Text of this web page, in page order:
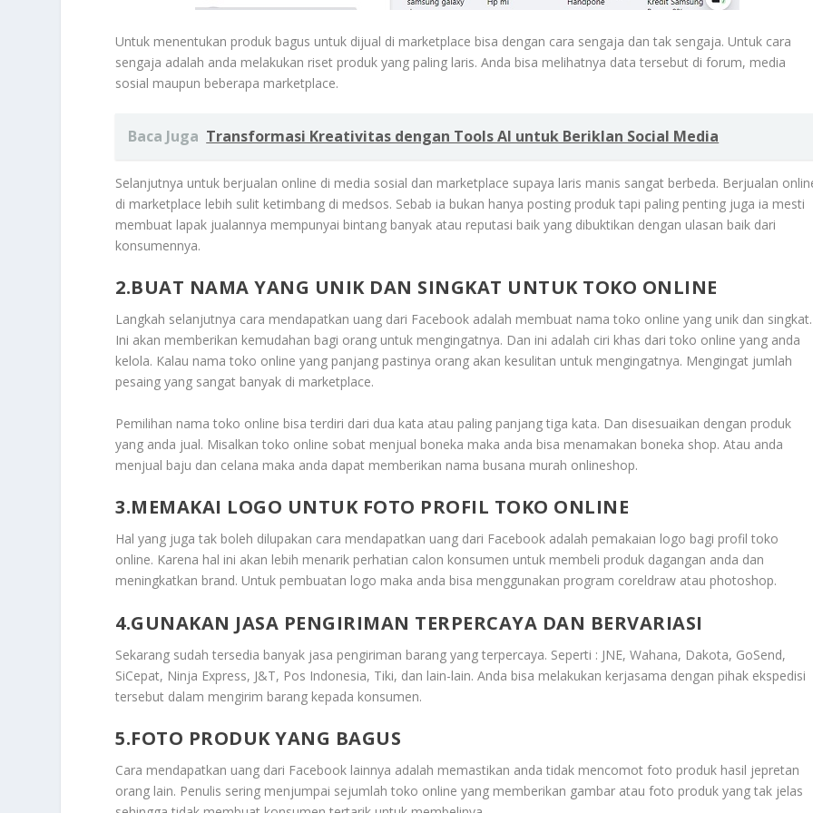
Untuk menentukan produk bagus untuk dijual di marketplace bisa dengan cara sengaja dan tak sengaja. Untuk cara
sengaja adalah anda melakukan riset produk yang paling laris. Anda bisa melihatnya data tersebut di forum, media
sosial maupun beberapa marketplace.
Baca Juga Transformasi Kreativitas dengan Tools AI untuk Beriklan Social Media
Selanjutnya untuk berjualan online di media sosial dan marketplace supaya laris manis sangat berbeda. Berjualan
di marketplace lebih sulit ketimbang di medsos. Sebab ia bukan hanya posting produk tapi paling penting juga ia mesti
membuat lapak jualannya mempunyai bintang banyak atau reputasi baik yang dibuktikan dengan ulasan baik dari
konsumennya.
2.BUAT NAMA YANG UNIK DAN SINGKAT UNTUK TOKO ONLINE
Langkah selanjutnya cara mendapatkan uang dari Facebook adalah membuat nama toko online yang unik dan singkat.
Ini akan memberikan kemudahan bagi orang untuk mengingatnya. Dan ini adalah ciri khas dari toko online yang anda
kelola. Kalau nama toko online yang panjang pastinya orang akan kesulitan untuk mengingatnya. Mengingat jumlah
pesaing yang sangat banyak di marketplace.
Pemilihan nama toko online bisa terdiri dari dua kata atau paling panjang tiga kata. Dan disesuaikan dengan produk
yang anda jual. Misalkan toko online sobat menjual boneka maka anda bisa menamakan boneka shop. Atau anda
menjual baju dan celana maka anda dapat memberikan nama busana murah onlineshop.
3.MEMAKAI LOGO UNTUK FOTO PROFIL TOKO ONLINE
Hal yang juga tak boleh dilupakan cara mendapatkan uang dari Facebook adalah pemakaian logo bagi profil toko
online. Karena hal ini akan lebih menarik perhatian calon konsumen untuk membeli produk dagangan anda dan
meningkatkan brand. Untuk pembuatan logo maka anda bisa menggunakan program coreldraw atau photoshop.
4.GUNAKAN JASA PENGIRIMAN TERPERCAYA DAN BERVARIASI
Sekarang sudah tersedia banyak jasa pengiriman barang yang terpercaya. Seperti : JNE, Wahana, Dakota, GoSend,
SiCepat, Ninja Express, J&T, Pos Indonesia, Tiki, dan lain-lain. Anda bisa melakukan kerjasama dengan pihak ekspedisi
tersebut dalam mengirim barang kepada konsumen.
5.FOTO PRODUK YANG BAGUS
Cara mendapatkan uang dari Facebook lainnya adalah memastikan anda tidak mencomot foto produk hasil jepretan
orang lain. Penulis sering menjumpai sejumlah toko online yang memberikan gambar atau foto produk yang tak jelas